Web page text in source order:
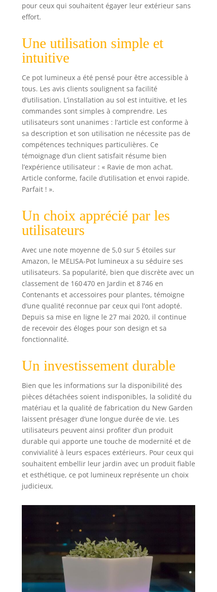
pour ceux qui souhaitent égayer leur extérieur sans
effort.
Une utilisation simple et
intuitive
Ce pot lumineux a été pensé pour être accessible à
tous. Les avis clients soulignent sa facilité
d’utilisation. L’installation au sol est intuitive, et les
commandes sont simples à comprendre. Les
utilisateurs sont unanimes : l’article est conforme à
sa description et son utilisation ne nécessite pas de
compétences techniques particulières. Ce
témoignage d’un client satisfait résume bien
l’expérience utilisateur : « Ravie de mon achat.
Article conforme, facile d’utilisation et envoi rapide.
Parfait ! ».
Un choix apprécié par les
utilisateurs
Avec une note moyenne de 5,0 sur 5 étoiles sur
Amazon, le MELISA-Pot lumineux a su séduire ses
utilisateurs. Sa popularité, bien que discrète avec un
classement de 160 470 en Jardin et 8 746 en
Contenants et accessoires pour plantes, témoigne
d’une qualité reconnue par ceux qui l’ont adopté.
Depuis sa mise en ligne le 27 mai 2020, il continue
de recevoir des éloges pour son design et sa
fonctionnalité.
Un investissement durable
Bien que les informations sur la disponibilité des
pièces détachées soient indisponibles, la solidité du
matériau et la qualité de fabrication du New Garden
laissent présager d’une longue durée de vie. Les
utilisateurs peuvent ainsi profiter d’un produit
durable qui apporte une touche de modernité et de
convivialité à leurs espaces extérieurs. Pour ceux qui
souhaitent embellir leur jardin avec un produit fiable
et esthétique, ce pot lumineux représente un choix
judicieux.